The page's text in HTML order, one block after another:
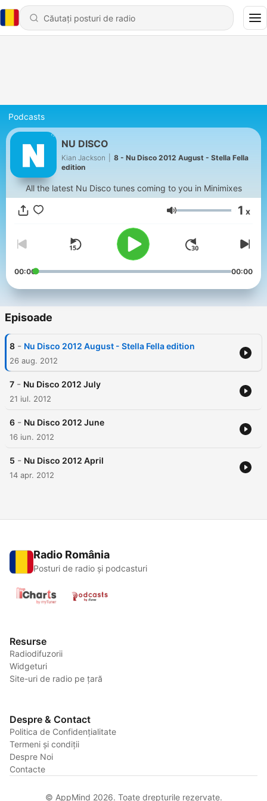
Podcasts
NU DISCO
Kian Jackson
8 - Nu Disco 2012 August - Stella Fella
edition
All the latest Nu Disco tunes coming to you in Minimixes
Volum 1 x
00:00 00:00
Episoade
8 - Nu Disco 2012 August - Stella Fella edition
26 aug. 2012
7 - Nu Disco 2012 July
21 iul. 2012
6 - Nu Disco 2012 June
16 iun. 2012
5 - Nu Disco 2012 April
14 apr. 2012
Radio România
Posturi de radio și podcasturi
Resurse
Radiodifuzorii
Widgeturi
Site-uri de radio pe țară
Despre & Contact
Politica de Confidențialitate
Termeni și condiții
Despre Noi
Contacte
© AppMind 2026. Toate drepturile rezervate.